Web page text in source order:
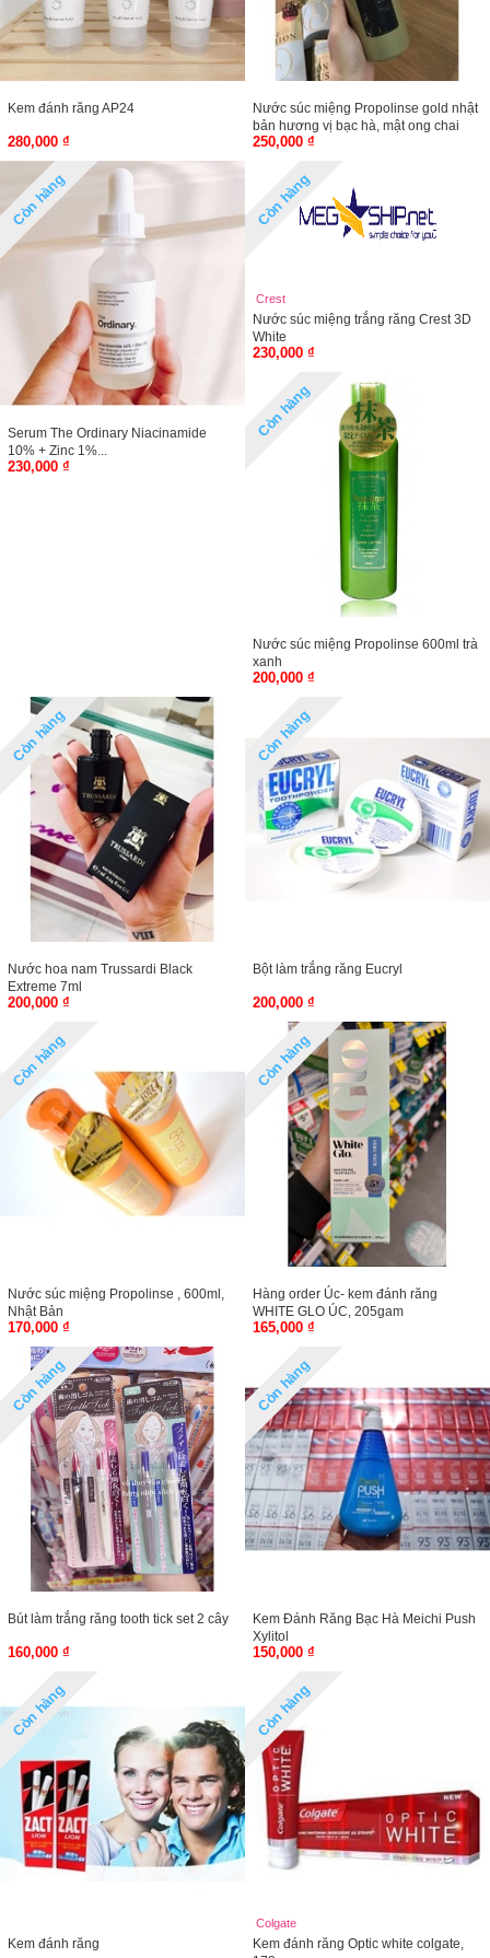
Kem đánh răng AP24
280,000 ₫
Nước súc miệng Propolinse gold nhật
bản hương vị bạc hà, mật ong chai
600ml
250,000 ₫
Còn hàng
Serum The Ordinary Niacinamide
10% + Zinc 1%...
230,000 ₫
Còn hàng
Crest
Nước súc miệng trắng răng Crest 3D
White
230,000 ₫
Còn hàng
Nước súc miệng Propolinse 600ml trà
xanh
200,000 ₫
Còn hàng
Nước hoa nam Trussardi Black
Extreme 7ml
200,000 ₫
Còn hàng
Bột làm trắng răng Eucryl
200,000 ₫
Còn hàng
Nước súc miệng Propolinse , 600ml,
Nhật Bản
170,000 ₫
Còn hàng
Hàng order Úc- kem đánh răng
WHITE GLO ÚC, 205gam
165,000 ₫
Còn hàng
Bút làm trắng răng tooth tick set 2 cây
160,000 ₫
Còn hàng
Kem Đánh Răng Bạc Hà Meichi Push
Xylitol
150,000 ₫
Còn hàng
Kem đánh răng
Còn hàng
Colgate
Kem đánh răng Optic white colgate,